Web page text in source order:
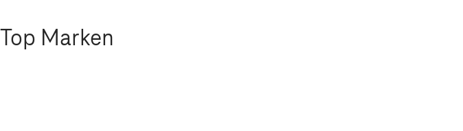
Top Marken